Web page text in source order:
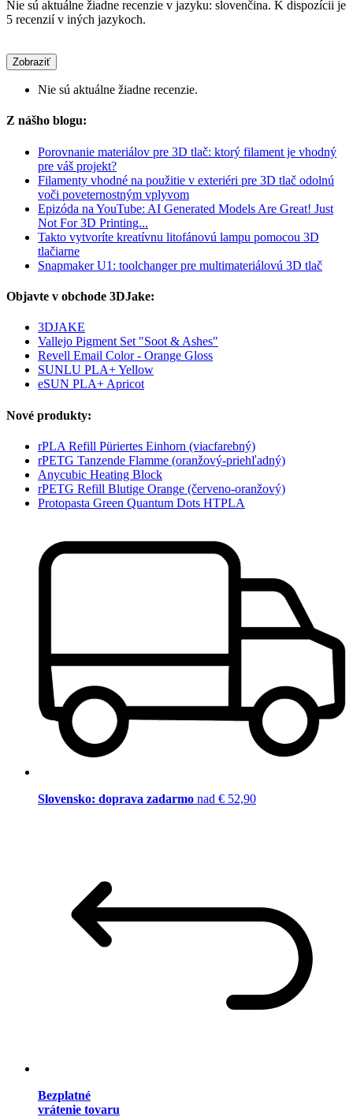
Nie sú aktuálne žiadne recenzie v jazyku: slovenčina. K dispozícii je
5 recenzií v iných jazykoch.
Zobraziť
Nie sú aktuálne žiadne recenzie.
Z nášho blogu:
Porovnanie materiálov pre 3D tlač: ktorý filament je vhodný
pre váš projekt?
Filamenty vhodné na použitie v exteriéri pre 3D tlač odolnú
voči poveternostným vplyvom
Epizóda na YouTube: AI Generated Models Are Great! Just
Not For 3D Printing...
Takto vytvoríte kreatívnu litofánovú lampu pomocou 3D
tlačiarne
Snapmaker U1: toolchanger pre multimateriálovú 3D tlač
Objavte v obchode 3DJake:
3DJAKE
Vallejo Pigment Set "Soot & Ashes"
Revell Email Color - Orange Gloss
SUNLU PLA+ Yellow
eSUN PLA+ Apricot
Nové produkty:
rPLA Refill Püriertes Einhorn (viacfarebný)
rPETG Tanzende Flamme (oranžový-priehľadný)
Anycubic Heating Block
rPETG Refill Blutige Orange (červeno-oranžový)
Protopasta Green Quantum Dots HTPLA
Slovensko: doprava zadarmo nad € 52,90
Bezplatné
vrátenie tovaru